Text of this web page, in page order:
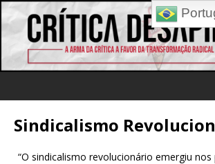
Sindicalismo
“O sindicalismo revolucionário emergiu